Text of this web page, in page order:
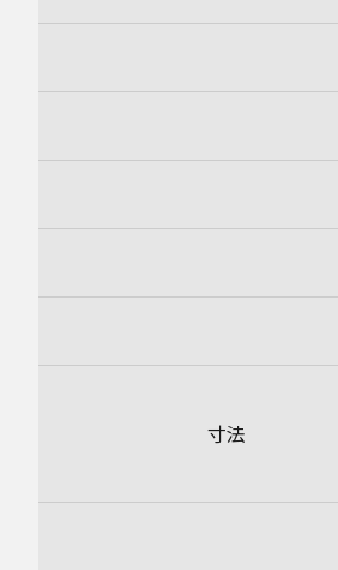
寸法